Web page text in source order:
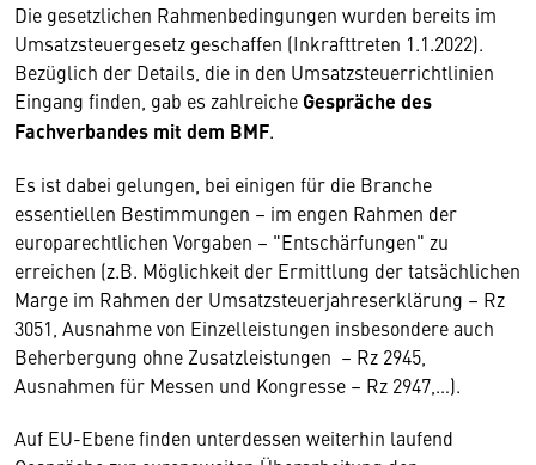
Die gesetzlichen Rahmenbedingungen wurden bereits im
Umsatzsteuergesetz geschaffen (Inkrafttreten 1.1.2022).
Bezüglich der Details, die in den Umsatzsteuerrichtlinien
Eingang finden, gab es zahlreiche Gespräche des
Fachverbandes mit dem BMF.
Es ist dabei gelungen, bei einigen für die Branche
essentiellen Bestimmungen – im engen Rahmen der
europarechtlichen Vorgaben – "Entschärfungen" zu
erreichen (z.B. Möglichkeit der Ermittlung der tatsächlichen
Marge im Rahmen der Umsatzsteuerjahreserklärung – Rz
3051, Ausnahme von Einzelleistungen insbesondere auch
Beherbergung ohne Zusatzleistungen – Rz 2945,
Ausnahmen für Messen und Kongresse – Rz 2947,…).
Auf EU-Ebene finden unterdessen weiterhin laufend